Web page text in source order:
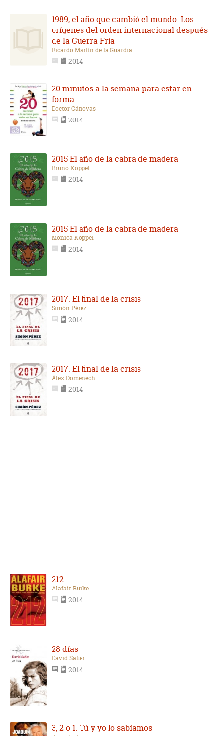
1989, el año que cambió el mundo. Los
orígenes del orden internacional después
de la Guerra Fría
Ricardo Martín de la Guardia
2014
20 minutos a la semana para estar en
forma
Doctor Cánovas
2014
2015 El año de la cabra de madera
Bruno Koppel
2014
2015 El año de la cabra de madera
Mónica Koppel
2014
2017. El final de la crisis
Simón Pérez
2014
2017. El final de la crisis
Álex Domenech
2014
212
Alafair Burke
2014
28 días
David Safier
2014
3, 2 o 1. Tú y yo lo sabíamos